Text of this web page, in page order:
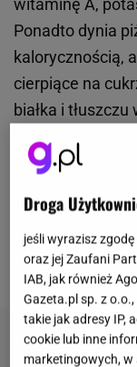
witaminę A,
Ponadto dynia
kalorycznością,
cierpiące na
białka i
zastosowanie
Świetnie
daniach
przyrządzić z
Droga
jeśli wyrazisz zgodę
oraz jej Zaufani
IAB, jak również
Gazeta.pl sp. z
takie jak adresy IP,
cookie lub inne
marketingowych,